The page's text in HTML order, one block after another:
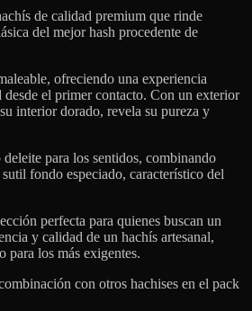
de calidad premium que rinde
del mejor hash procedente de
ofreciendo una experiencia
desde el primer contacto. Con un exterior
interior dorado, revela su pureza y
para los sentidos, combinando
fondo especiado, característico del
perfecta para quienes buscan un
y calidad de un hachís artesanal,
para los más exigentes.
con otros hachises en el pack